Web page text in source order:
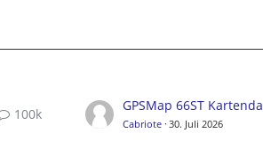
100k
Cabriote 30. Juli 2026